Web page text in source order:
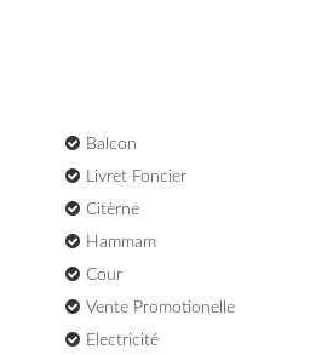
Balcon
Livret Foncier
Citèrne
Hammam
Cour
Vente Promotionelle
Electricité